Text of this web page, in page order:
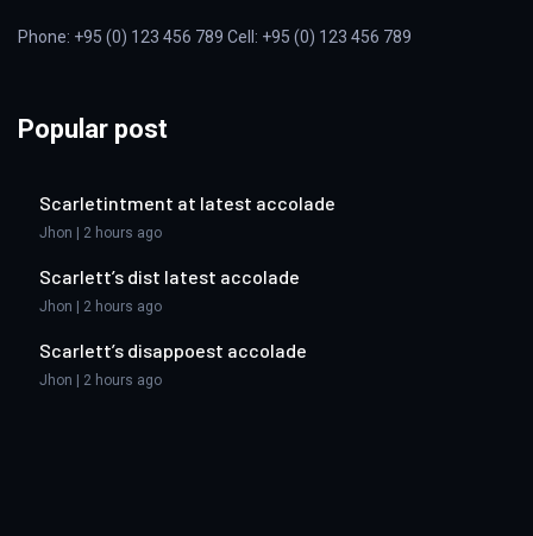
Phone: +95 (0) 123 456 789 Cell: +95 (0) 123 456 789
Popular post
Scarletintment at latest accolade
Jhon | 2 hours ago
Scarlett’s dist latest accolade
Jhon | 2 hours ago
Scarlett’s disappoest accolade
Jhon | 2 hours ago